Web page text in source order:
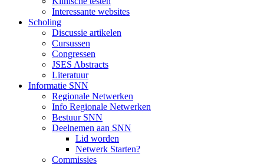
Interessante websites
Scholing
Discussie artikelen
Cursussen
Congressen
JSES Abstracts
Literatuur
Informatie SNN
Regionale Netwerken
Info Regionale Netwerken
Bestuur SNN
Deelnemen aan SNN
Lid worden
Netwerk Starten?
Commissies